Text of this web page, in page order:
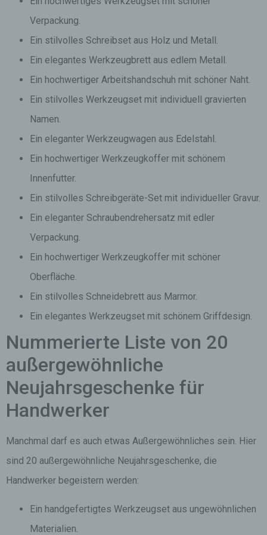
Verpackung.
Ein stilvolles Schreibset aus Holz und Metall.
Ein elegantes Werkzeugbrett aus edlem Metall.
Ein hochwertiger Arbeitshandschuh mit schöner Naht.
Ein stilvolles Werkzeugset mit individuell gravierten
Namen.
Ein eleganter Werkzeugwagen aus Edelstahl.
Ein hochwertiger Werkzeugkoffer mit schönem
Innenfutter.
Ein stilvolles Schreibgeräte-Set mit individueller Gravur.
Ein eleganter Schraubendrehersatz mit edler
Verpackung.
Ein hochwertiger Werkzeugkoffer mit schöner
Oberfläche.
Ein stilvolles Schneidebrett aus Marmor.
Ein elegantes Werkzeugset mit schönem Griffdesign.
Nummerierte Liste von 20
außergewöhnliche
Neujahrsgeschenke für
Handwerker
Manchmal darf es auch etwas Außergewöhnliches sein. Hier
sind 20 außergewöhnliche Neujahrsgeschenke, die
Handwerker begeistern werden:
Ein handgefertigtes Werkzeugset aus ungewöhnlichen
Materialien.